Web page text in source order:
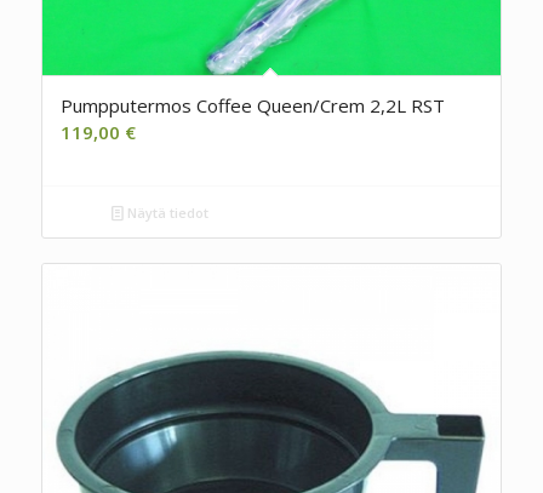
Pumpputermos Coffee Queen/Crem 2,2L RST
119,00 €
Näytä tiedot